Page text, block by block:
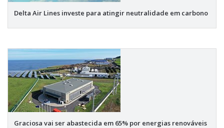
Delta Air Lines investe para atingir neutralidade em carbono
Graciosa vai ser abastecida em 65% por energias renováveis